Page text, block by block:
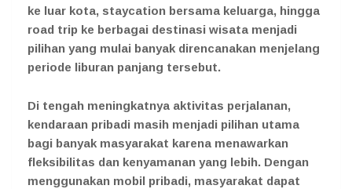
ke luar kota, staycation bersama keluarga, hingga
road trip ke berbagai destinasi wisata menjadi
pilihan yang mulai banyak direncanakan menjelang
periode liburan panjang tersebut.
Di tengah meningkatnya aktivitas perjalanan,
kendaraan pribadi masih menjadi pilihan utama
bagi banyak masyarakat karena menawarkan
fleksibilitas dan kenyamanan yang lebih. Dengan
menggunakan mobil pribadi, masyarakat dapat